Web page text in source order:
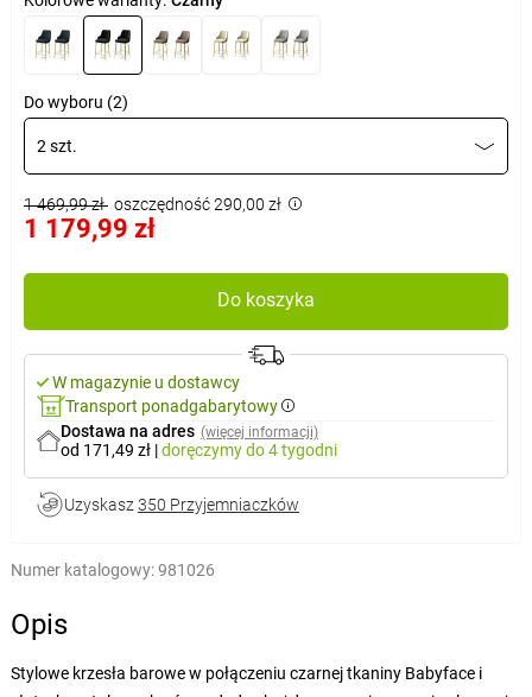
Do wyboru (2)
2 szt.
1 469,99 zł oszczędność 290,00 zł
1 179,99 zł
Do koszyka
W magazynie u dostawcy
Transport ponadgabarytowy
Dostawa na adres (więcej informacji)
od 171,49 zł |doręczymydo 4 tygodni
Uzyskasz 350 Przyjemniaczków
Numer katalogowy:981026
Opis
Stylowe krzesła barowe w połączeniu czarnej tkaniny Babyface i